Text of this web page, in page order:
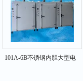
101A-6B不锈钢内胆大型电